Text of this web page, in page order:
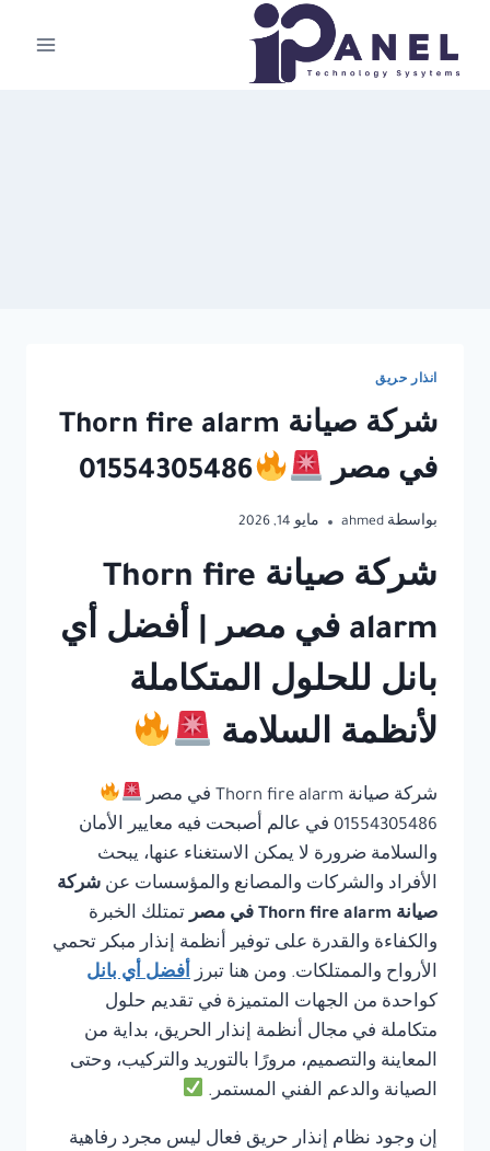
المحتوى
انذار حريق
شركة صيانة Thorn fire alarm
في مصر
01554305486
بواسطة ahmed مايو 14, 2026
شركة صيانة Thorn fire
alarm في مصر | أفضل أي
بانل للحلول المتكاملة
لأنظمة السلامة
شركة صيانة Thorn fire alarm في مصر
01554305486 في عالم أصبحت فيه معايير الأمان
والسلامة ضرورة لا يمكن الاستغناء عنها، يبحث
الأفراد والشركات والمصانع والمؤسسات عن شركة
صيانة Thorn fire alarm في مصر
تمتلك الخبرة
والكفاءة والقدرة على توفير أنظمة إنذار مبكر تحمي
الأرواح والممتلكات. ومن هنا تبرز أفضل أي بانل
كواحدة من الجهات المتميزة في تقديم حلول
متكاملة في مجال أنظمة إنذار الحريق، بداية من
المعاينة والتصميم، مرورًا بالتوريد والتركيب، وحتى
الصيانة والدعم الفني المستمر.
إن وجود نظام إنذار حريق فعال ليس مجرد رفاهية